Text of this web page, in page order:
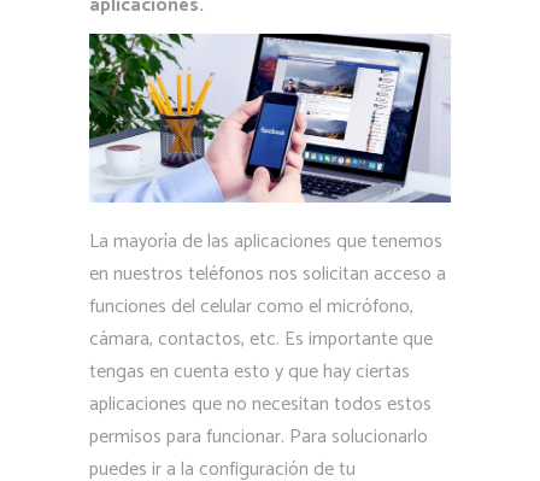
La mayoría de las aplicaciones que tenemos
en nuestros teléfonos nos solicitan acceso a
funciones del celular como el micrófono,
cámara, contactos, etc. Es importante que
tengas en cuenta esto y que hay ciertas
aplicaciones que no necesitan todos estos
permisos para funcionar. Para solucionarlo
puedes ir a la configuración de tu